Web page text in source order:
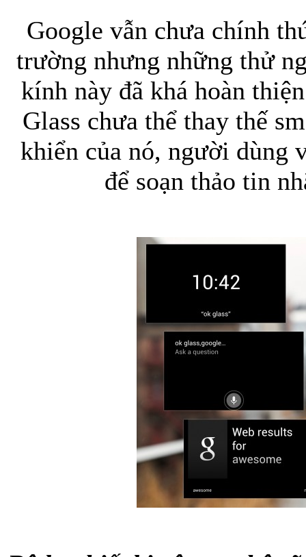
Túi đựng iPad
Túi đựng
Bao da Samsung
Google vẫn chưa chính
trường nhưng những thử
kính này đã khá hoàn
Glass chưa thể thay thế
khiển của nó, người dùng
để soạn thảo tin